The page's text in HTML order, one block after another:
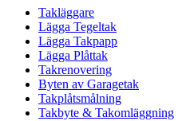
Takläggare
Lägga Tegeltak
Lägga Takpapp
Lägga Plåttak
Takrenovering
Byten av Garagetak
Takplåtsmålning
Takbyte & Takomläggning